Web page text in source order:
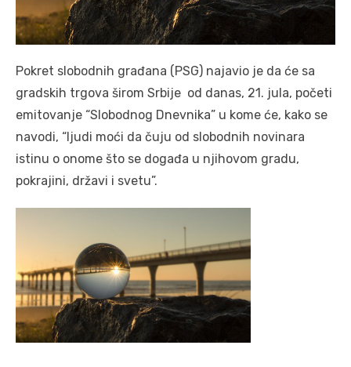
Pokret slobodnih građana (PSG) najavio je da će sa
gradskih trgova širom Srbije od danas, 21. jula, početi
emitovanje “Slobodnog Dnevnika” u kome će, kako se
navodi, “ljudi moći da čuju od slobodnih novinara
istinu o onome što se događa u njihovom gradu,
pokrajini, državi i svetu”.